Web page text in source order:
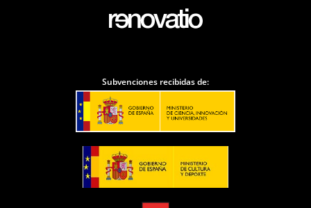
Subvenciones recibidas de: